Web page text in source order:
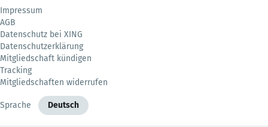
Impressum
AGB
Datenschutz bei XING
Datenschutzerklärung
Mitgliedschaft kündigen
Tracking
Mitgliedschaften widerrufen
Sprache Deutsch